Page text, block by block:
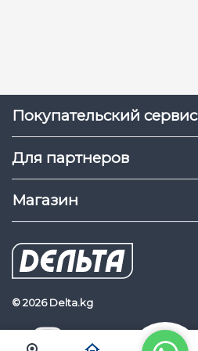
Покупательский сервис
Для партнеров
Магазин
© 2026 Delta.kg
Delta.kg